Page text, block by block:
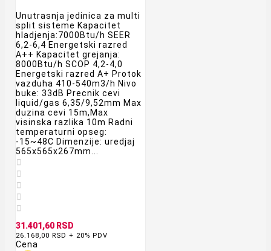
Unutrasnja jedinica za multi
split sisteme Kapacitet
hladjenja:7000Btu/h SEER
6,2-6,4 Energetski razred
A++ Kapacitet grejanja:
8000Btu/h SCOP 4,2-4,0
Energetski razred A+ Protok
vazduha 410-540m3/h Nivo
buke: 33dB Precnik cevi
liquid/gas 6,35/9,52mm Max
duzina cevi 15m,Max
visinska razlika 10m Radni
temperaturni opseg:
-15~48C Dimenzije: uredjaj
565x565x267mm...





31.401,60 RSD
26.168,00 RSD + 20% PDV
Cena